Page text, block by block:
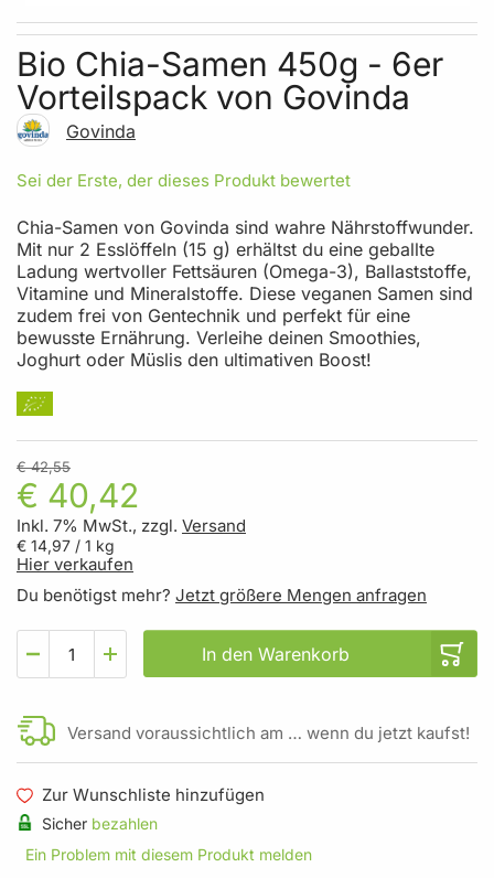
Skip to the beginning of the images gallery
Bio Chia-Samen 450g - 6er
Vorteilspack von Govinda
Govinda
Sei der Erste, der dieses Produkt bewertet
Chia-Samen von Govinda sind wahre Nährstoffwunder.
Mit nur 2 Esslöffeln (15 g) erhältst du eine geballte
Ladung wertvoller Fettsäuren (Omega-3), Ballaststoffe,
Vitamine und Mineralstoffe. Diese veganen Samen sind
zudem frei von Gentechnik und perfekt für eine
bewusste Ernährung. Verleihe deinen Smoothies,
Joghurt oder Müslis den ultimativen Boost!
€ 40,42
€ 42,55
Inkl. 7% MwSt., zzgl. Versand
€ 14,97 / 1 kg
Hier verkaufen
Du benötigst mehr? Jetzt größere Mengen anfragen
In den Warenkorb
Versand voraussichtlich am … wenn du jetzt kaufst!
Zur Wunschliste hinzufügen
Sicher bezahlen
Ein Problem mit diesem Produkt melden